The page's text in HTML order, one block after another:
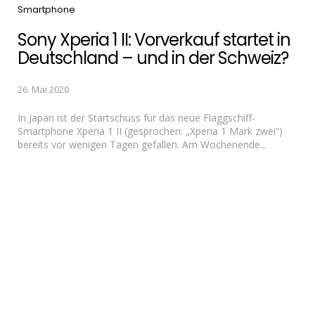
Categories
Smartphone
Sony Xperia 1 II: Vorverkauf startet in
Deutschland – und in der Schweiz?
26. Mai 2020
In Japan ist der Startschuss für das neue Flaggschiff-
Smartphone Xperia 1 II (gesprochen: „Xperia 1 Mark zwei“)
bereits vor wenigen Tagen gefallen. Am Wochenende...